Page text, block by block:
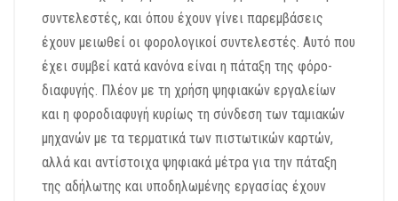
συντελεστές, και όπου έχουν γίνει παρεμβάσεις
έχουν μειωθεί οι φορολογικοί συντελεστές. Αυτό που
έχει συμβεί κατά κανόνα είναι η πάταξη της φόρο-
διαφυγής. Πλέον με τη χρήση ψηφιακών εργαλείων
και η φοροδιαφυγή κυρίως τη σύνδεση των ταμιακών
μηχανών με τα τερματικά των πιστωτικών καρτών,
αλλά και αντίστοιχα ψηφιακά μέτρα για την πάταξη
της αδήλωτης και υποδηλωμένης εργασίας έχουν